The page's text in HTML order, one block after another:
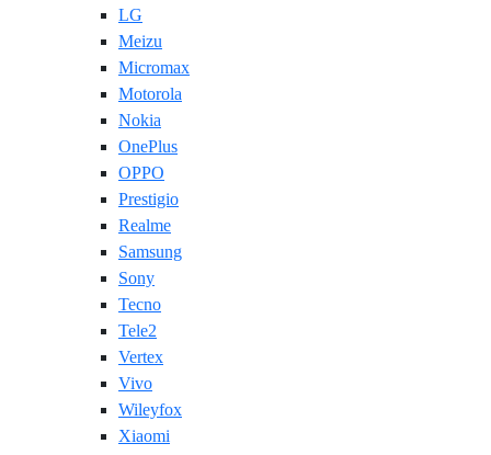
LG
Meizu
Micromax
Motorola
Nokia
OnePlus
OPPO
Prestigio
Realme
Samsung
Sony
Tecno
Tele2
Vertex
Vivo
Wileyfox
Xiaomi